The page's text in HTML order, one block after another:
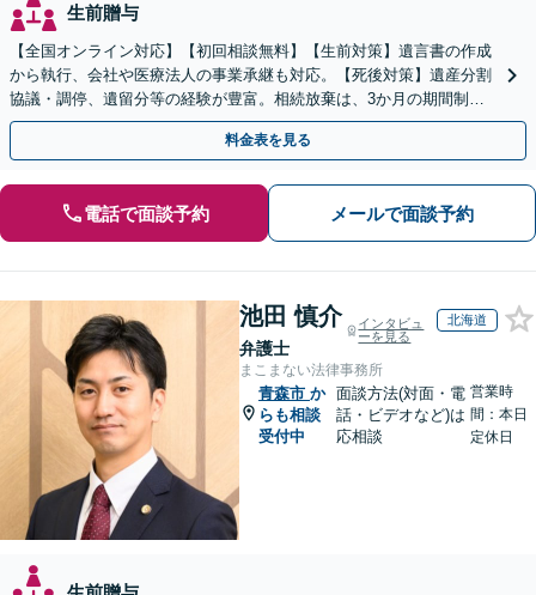
生前贈与
【全国オンライン対応】【初回相談無料】【生前対策】遺言書の作成
から執行、会社や医療法人の事業承継も対応。【死後対策】遺産分割
協議・調停、遺留分等の経験が豊富。相続放棄は、3か月の期間制限
があるため、お早めにご相談ください。【無料駐車場あり】
料金表を見る
電話で面談予約 メールで面談予約
池田 慎介
弁護士
インタビュ
ーを見る
北海道
まこまない法律事務所
青森市 か
らも相談
受付中
面談方法(対面・電
話・ビデオなど)は
応相談
営業時
間：本日
定休日